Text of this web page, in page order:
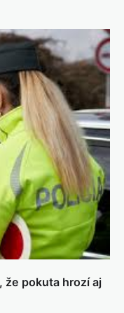
že pokuta hrozí aj